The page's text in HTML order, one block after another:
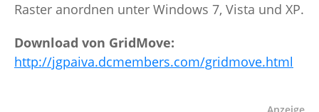
Raster anordnen unter Windows 7, Vista und XP.
Download von GridMove:
http://jgpaiva.dcmembers.com/gridmove.html